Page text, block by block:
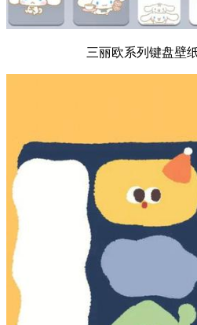
三丽欧系列键盘壁